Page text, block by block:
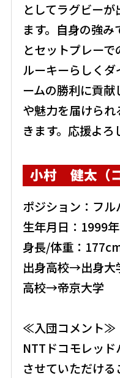
としてラグビー
ます。自身の強
とセットプレー
ルーキーらしく
ームの勝利に貢
や魅力を届けら
きます。応援よろ
小村 健太（
ポジション：フル
生年月日：1999
身長/体重：
出身高校→出身大
高校→帝京大学
≪入団コメント≫
NTTドコモレッ
させていただける